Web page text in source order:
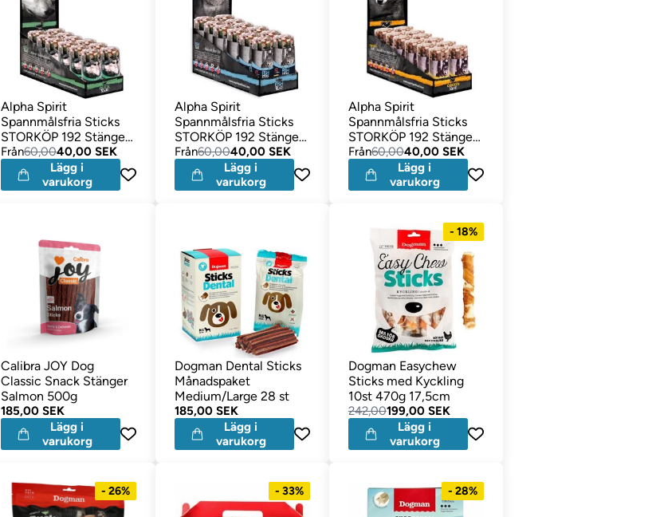
Alpha Spirit
Spannmålsfria Sticks
STORKÖP 192 Stänger
Med ANKA
Från60,0040,00 SEK
Lägg i
varukorg
Alpha Spirit
Spannmålsfria Sticks
STORKÖP 192 Stänger
Med FISK
Från60,0040,00 SEK
Lägg i
varukorg
Alpha Spirit
Spannmålsfria Sticks
STORKÖP 192 Stänger
Med KYCKLING
Från60,0040,00 SEK
Lägg i
varukorg
Calibra JOY Dog
Classic Snack Stänger
Salmon 500g
185,00 SEK
Lägg i
varukorg
Dogman Dental Sticks
Månadspaket
Medium/Large 28 st
185,00 SEK
Lägg i
varukorg
- 18%
Dogman Easychew
Sticks med Kyckling
10st 470g 17,5cm
242,00199,00 SEK
Lägg i
varukorg
- 26% - 33% - 28%